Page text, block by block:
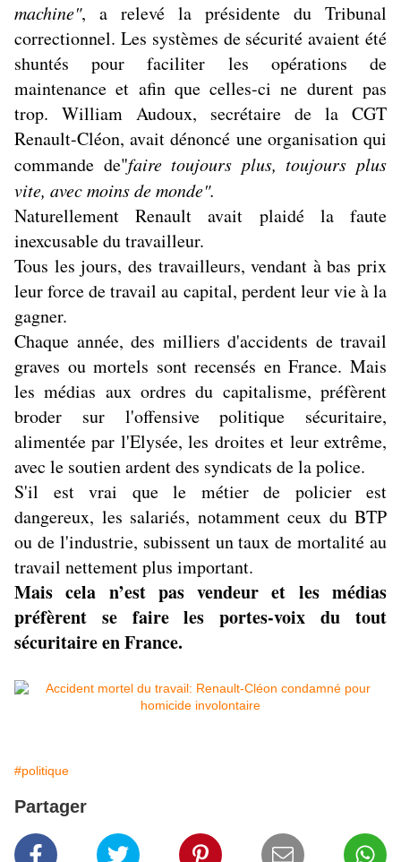
machine", a relevé la présidente du Tribunal
correctionnel. Les systèmes de sécurité avaient été
shuntés pour faciliter les opérations de
maintenance et afin que celles-ci ne durent pas
trop. William Audoux, secrétaire de la CGT
Renault-Cléon, avait dénoncé une organisation qui
commande de"faire toujours plus, toujours plus
vite, avec moins de monde".
Naturellement Renault avait plaidé la faute
inexcusable du travailleur.
Tous les jours, des travailleurs, vendant à bas prix
leur force de travail au capital, perdent leur vie à la
gagner.
Chaque année, des milliers d'accidents de travail
graves ou mortels sont recensés en France. Mais
les médias aux ordres du capitalisme, préfèrent
broder sur l'offensive politique sécuritaire,
alimentée par l'Elysée, les droites et leur extrême,
avec le soutien ardent des syndicats de la police.
S'il est vrai que le métier de policier est
dangereux, les salariés, notamment ceux du BTP
ou de l'industrie, subissent un taux de mortalité au
travail nettement plus important.
Mais cela n’est pas vendeur et les médias
préfèrent se faire les portes-voix du tout
sécuritaire en France.
#politique
Partager